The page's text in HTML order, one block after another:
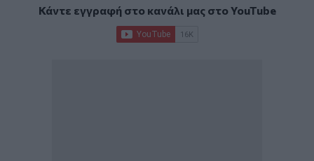
Κάντε εγγραφή στο κανάλι μας στοYouTube